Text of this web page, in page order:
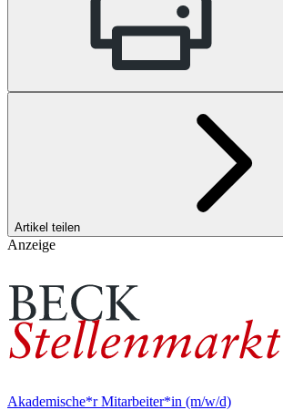
Artikel teilen
Anzeige
Akademische*r Mitarbeiter*in (m/w/d)